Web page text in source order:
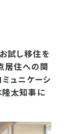
試し移住を
居住への関
ュニケーシ
太知事に